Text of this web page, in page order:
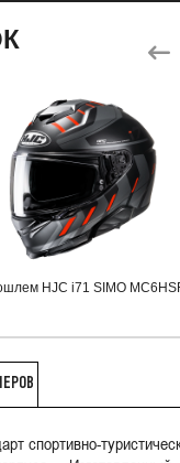
HJC i71 SIMO
спортивно-